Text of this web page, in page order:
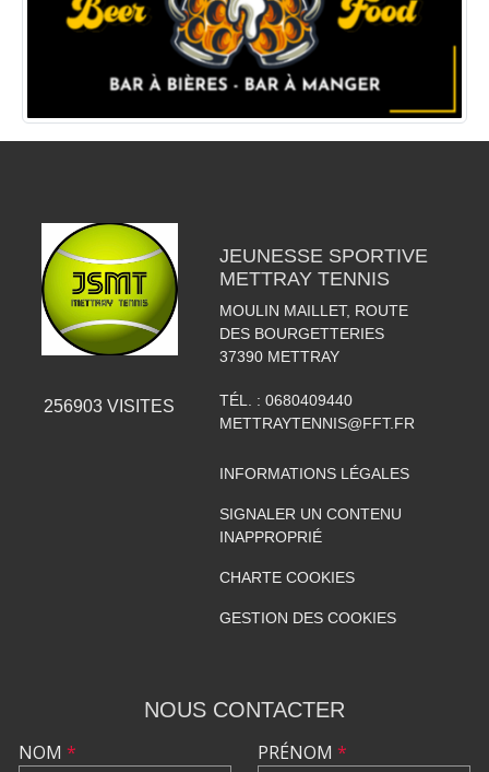
256903 VISITES
JEUNESSE SPORTIVE
METTRAY TENNIS
MOULIN MAILLET, ROUTE
DES BOURGETTERIES
37390 METTRAY
TÉL. : 0680409440
METTRAYTENNIS@FFT.FR
INFORMATIONS LÉGALES
SIGNALER UN CONTENU
INAPPROPRIÉ
CHARTE COOKIES
GESTION DES COOKIES
NOUS CONTACTER
NOM * PRÉNOM *